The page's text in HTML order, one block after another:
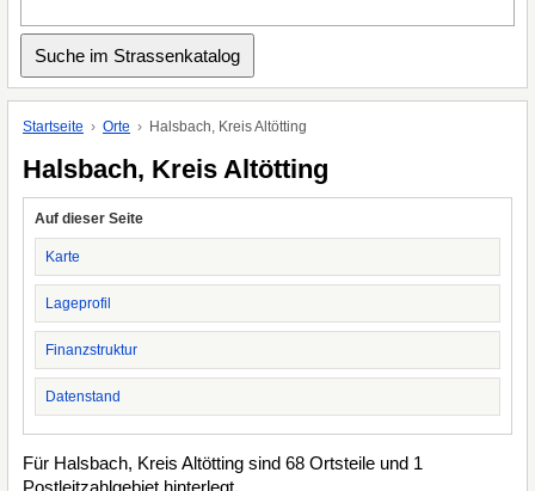
Startseite Orte Halsbach, Kreis Altötting
Halsbach, Kreis Altötting
Auf dieser Seite
Karte
Lageprofil
Finanzstruktur
Datenstand
Für Halsbach, Kreis Altötting sind 68 Ortsteile und 1
Postleitzahlgebiet hinterlegt.